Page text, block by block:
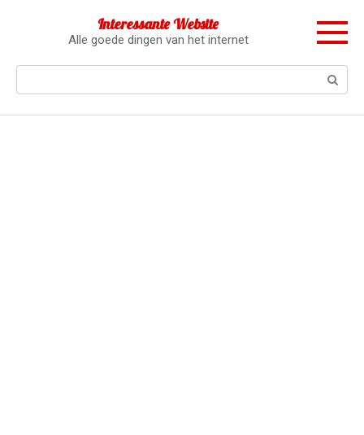
Interessante Website
Alle goede dingen van het internet